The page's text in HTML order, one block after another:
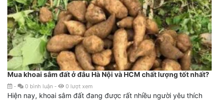
Mua khoai sâm đất ở đâu Hà Nội và HCM chất lượng tốt nhất?
- 0 bình luận - 0 lượt xem
Hiện nay, khoai sâm đất đang được rất nhiều người yêu thích